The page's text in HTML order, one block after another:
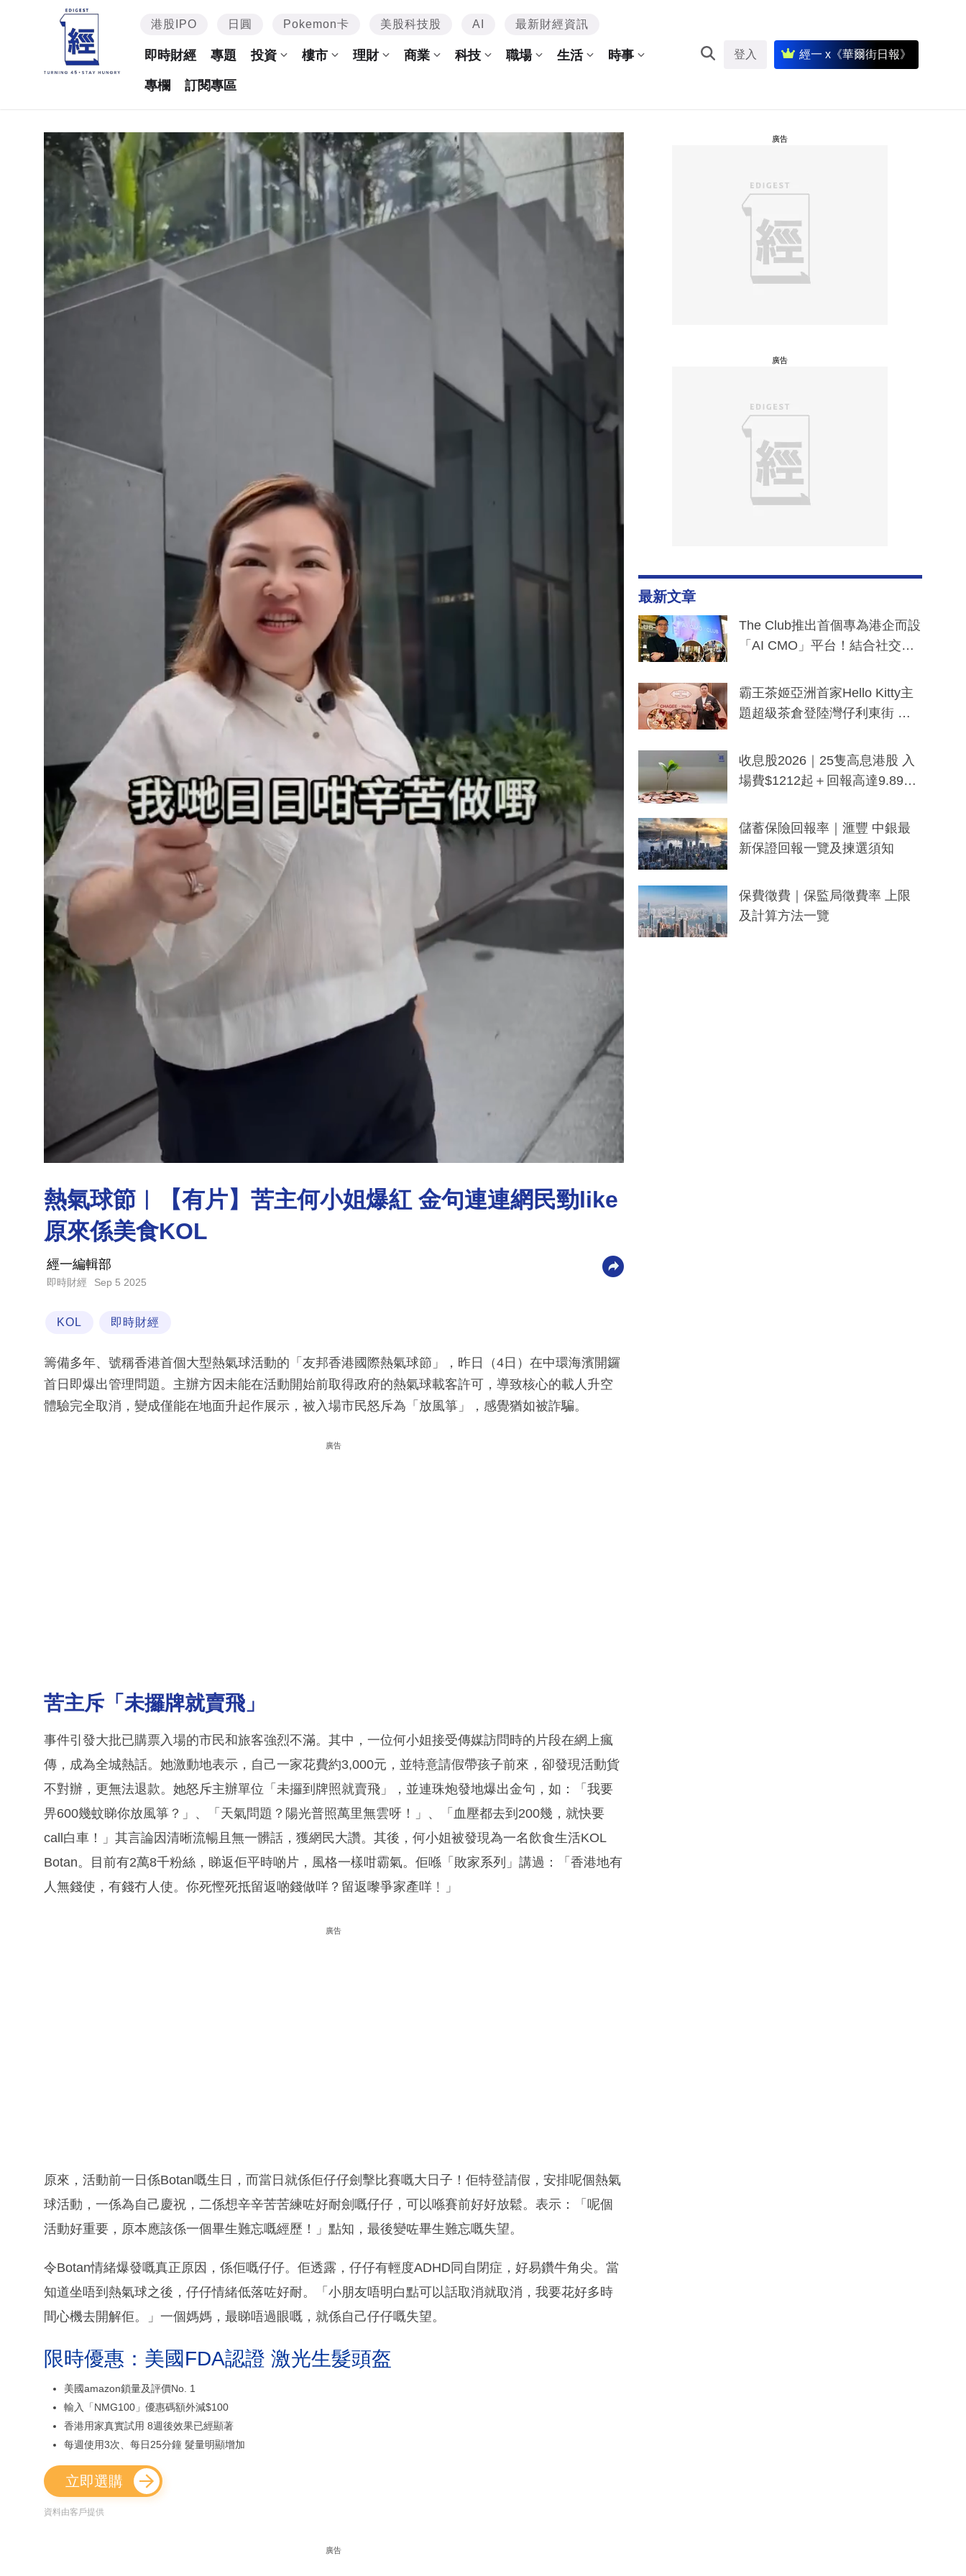
港股IPO 日圓 Pokemon卡 美股科技股 AI 最新財經資訊
即時財經 專題 投資 樓市 理財 商業 科技 職場 生活 時事
專欄 訂閱專區
登入 經一 x《華爾街日報》
熱氣球節︳【有片】苦主何小姐爆紅 金句連連網民勁like
原來係美食KOL
經一編輯部
即時財經 Sep 5 2025
KOL 即時財經
籌備多年、號稱香港首個大型熱氣球活動的「友邦香港國際熱氣球節」，昨日（4日）在中環海濱開鑼
首日即爆出管理問題。主辦方因未能在活動開始前取得政府的熱氣球載客許可，導致核心的載人升空
體驗完全取消，變成僅能在地面升起作展示，被入場市民怒斥為「放風箏」，感覺猶如被詐騙。
廣告
苦主斥「未攞牌就賣飛」
事件引發大批已購票入場的市民和旅客強烈不滿。其中，一位何小姐接受傳媒訪問時的片段在網上瘋
傳，成為全城熱話。她激動地表示，自己一家花費約3,000元，並特意請假帶孩子前來，卻發現活動貨
不對辦，更無法退款。她怒斥主辦單位「未攞到牌照就賣飛」，並連珠炮發地爆出金句，如：「我要
畀600幾蚊睇你放風箏？」、「天氣問題？陽光普照萬里無雲呀！」、「血壓都去到200幾，就快要
call白車！」其言論因清晰流暢且無一髒話，獲網民大讚。其後，何小姐被發現為一名飲食生活KOL
Botan。目前有2萬8千粉絲，睇返佢平時啲片，風格一樣咁霸氣。佢喺「敗家系列」講過：「香港地有
人無錢使，有錢冇人使。你死慳死抵留返啲錢做咩？留返嚟爭家產咩﹗」
廣告
原來，活動前一日係Botan嘅生日，而當日就係佢仔仔劍擊比賽嘅大日子！佢特登請假，安排呢個熱氣
球活動，一係為自己慶祝，二係想辛辛苦苦練咗好耐劍嘅仔仔，可以喺賽前好好放鬆。表示：「呢個
活動好重要，原本應該係一個畢生難忘嘅經歷！」點知，最後變咗畢生難忘嘅失望。
令Botan情緒爆發嘅真正原因，係佢嘅仔仔。佢透露，仔仔有輕度ADHD同自閉症，好易鑽牛角尖。當
知道坐唔到熱氣球之後，仔仔情緒低落咗好耐。「小朋友唔明白點可以話取消就取消，我要花好多時
間心機去開解佢。」一個媽媽，最睇唔過眼嘅，就係自己仔仔嘅失望。
限時優惠：美國FDA認證 激光生髮頭盔
美國amazon鎖量及評價No. 1
輸入「NMG100」優惠碼額外減$100
香港用家真實試用 8週後效果已經顯著
每週使用3次、每日25分鐘 髮量明顯增加
立即選購
資料由客戶提供
廣告
廣告
廣告
最新文章
The Club推出首個專為港企而設
「AI CMO」平台！結合社交聆
分鐘生成「貼地」宣傳短片
霸王茶姬亞洲首家Hello Kitty主
題超級茶倉登陸灣仔利東街 推
y及香港限定特調系列
收息股2026｜25隻高息港股 入
場費$1212起＋回報高達9.89
儲蓄保險回報率｜滙豐 中銀最
新保證回報一覽及揀選須知
保費徵費｜保監局徵費率 上限
及計算方法一覽